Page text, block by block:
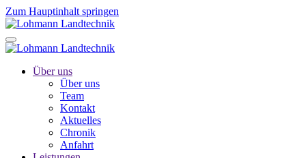
Zum Hauptinhalt springen
Über uns
Über uns
Team
Kontakt
Aktuelles
Chronik
Anfahrt